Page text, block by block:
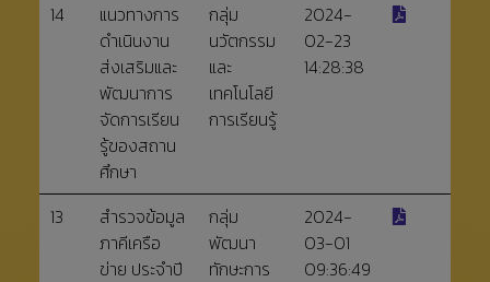
14
แนวทางการ
ดำเนินงาน
ส่งเสริมและ
พัฒนาการ
จัดการเรียน
รู้ของสถาน
ศึกษา
กลุ่ม
นวัตกรรม
และ
เทคโนโลยี
การเรียนรู้
2024-
02-23
14:28:38
13
สำรวจข้อมูล
ภาคีเครือ
ข่าย ประจำปี
กลุ่ม
พัฒนา
ทักษะการ
2024-
03-01
09:36:49